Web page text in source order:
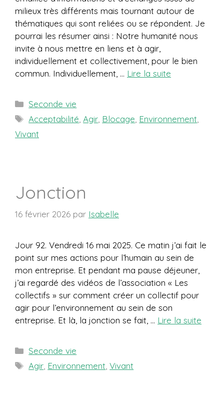
milieux très différents mais tournant autour de
thématiques qui sont reliées ou se répondent. Je
pourrai les résumer ainsi : Notre humanité nous
invite à nous mettre en liens et à agir,
individuellement et collectivement, pour le bien
commun. Individuellement, … Lire la suite
Catégories
Seconde vie
Étiquettes
Acceptabilité ,Agir Blocage Environnement
Vivant
Jonction
16 février 2026 par Isabelle
Jour 92. Vendredi 16 mai 2025. Ce matin j’ai fait le
point sur mes actions pour l’humain au sein de
mon entreprise. Et pendant ma pause déjeuner,
j’ai regardé des vidéos de l’association « Les
collectifs » sur comment créer un collectif pour
agir pour l’environnement au sein de son
entreprise. Et là, la jonction se fait, … Lire la suite
Catégories
Seconde vie
Étiquettes
Agir Environnement ,Vivant